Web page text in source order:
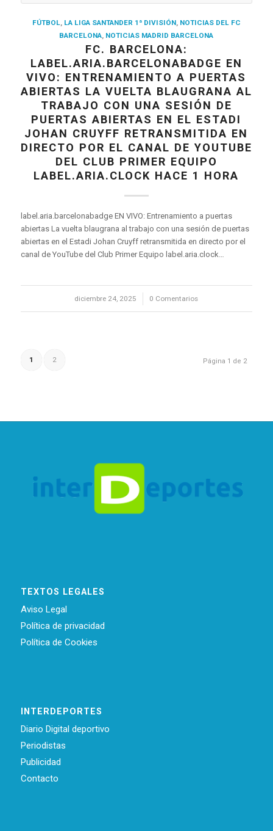
FÚTBOL, LA LIGA SANTANDER 1ª DIVISIÓN, NOTICIAS DEL FC
BARCELONA, NOTICIAS MADRID BARCELONA
FC. BARCELONA:
LABEL.ARIA.BARCELONABADGE EN
VIVO: ENTRENAMIENTO A PUERTAS
ABIERTAS LA VUELTA BLAUGRANA AL
TRABAJO CON UNA SESIÓN DE
PUERTAS ABIERTAS EN EL ESTADI
JOHAN CRUYFF RETRANSMITIDA EN
DIRECTO POR EL CANAL DE YOUTUBE
DEL CLUB PRIMER EQUIPO
LABEL.ARIA.CLOCK HACE 1 HORA
label.aria.barcelonabadge EN VIVO: Entrenamiento a puertas
abiertas La vuelta blaugrana al trabajo con una sesión de puertas
abiertas en el Estadi Johan Cruyff retransmitida en directo por el
canal de YouTube del Club Primer Equipo label.aria.clock…
diciembre 24, 2025
/ 0 Comentarios
Página 1 de 2
1 2
TEXTOS LEGALES
Aviso Legal
Política de privacidad
Política de Cookies
INTERDEPORTES
Diario Digital deportivo
Periodistas
Publicidad
Contacto